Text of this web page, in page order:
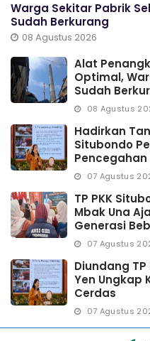
Warga Sekitar Pabrik
Sudah Berkurang
08 Agustus 2026
Alat
Optimal,
Sudah
08 Agustus
Hadirkan
Situbondo
07 Agustus
TP PKK
Mbak Una
Generasi
07 Agustus
Diundang
Yen Ungkap
Cerdas
07 Agustus